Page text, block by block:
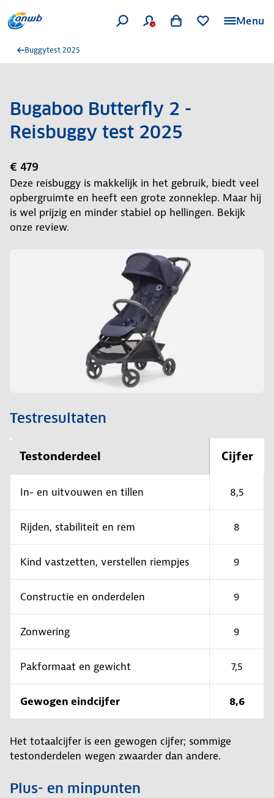
Menu
Buggytest 2025
Bugaboo Butterfly 2 -
Reisbuggy test 2025
€ 479
Deze reisbuggy is makkelijk in het gebruik, biedt veel
opbergruimte en heeft een grote zonneklep. Maar hij
is wel prijzig en minder stabiel op hellingen. Bekijk
onze review.
Testresultaten
Testonderdeel Cijfer
In- en uitvouwen en tillen 8,5
Rijden, stabiliteit en rem 8
Kind vastzetten, verstellen riempjes 9
Constructie en onderdelen 9
Zonwering 9
Pakformaat en gewicht 7,5
Gewogen eindcijfer 8,6
Het totaalcijfer is een gewogen cijfer; sommige
testonderdelen wegen zwaarder dan andere.
Plus- en minpunten